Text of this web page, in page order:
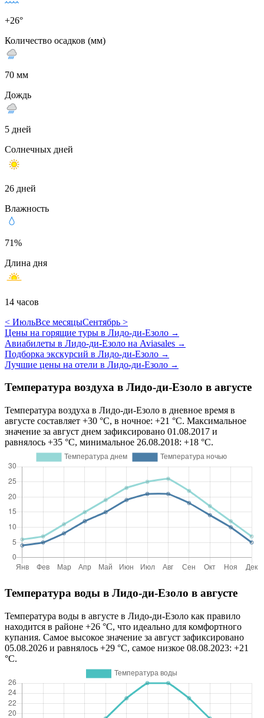
+26°
Количество осадков (мм)
70 мм
Дождь
5 дней
Солнечных дней
26 дней
Влажность
71%
Длина дня
14 часов
< ИюльВсе месяцыСентябрь >
Цены на горящие туры в Лидо-ди-Езоло →
Авиабилеты в Лидо-ди-Езоло на Aviasales →
Подборка экскурсий в Лидо-ди-Езоло →
Лучшие цены на отели в Лидо-ди-Езоло →
Температура воздуха в Лидо-ди-Езоло в августе
Температура воздуха в Лидо-ди-Езоло в дневное время в
августе составляет +30 °C, в ночное: +21 °C. Максимальное
значение за август днем зафиксировано 01.08.2017 и
равнялось +35 °C, минимальное 26.08.2018: +18 °C.
Температура воды в Лидо-ди-Езоло в августе
Температура воды в августе в Лидо-ди-Езоло как правило
находится в районе +26 °C, что идеально для комфортного
купания. Самое высокое значение за август зафиксировано
05.08.2026 и равнялось +29 °C, самое низкое 08.08.2023: +21
°C.